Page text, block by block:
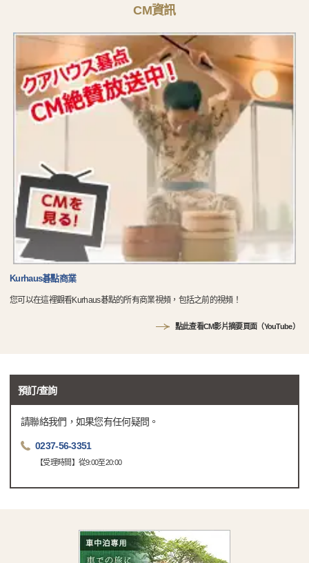
CM資訊
Kurhaus碁點商業
您可以在這裡觀看Kurhaus碁點的所有商業視頻，包括之前的視頻！
點此查看CM影片摘要頁面（YouTube）
預訂/查詢
請聯絡我們，如果您有任何疑問。
0237-56-3351
【受理時間】從9:00至20:00